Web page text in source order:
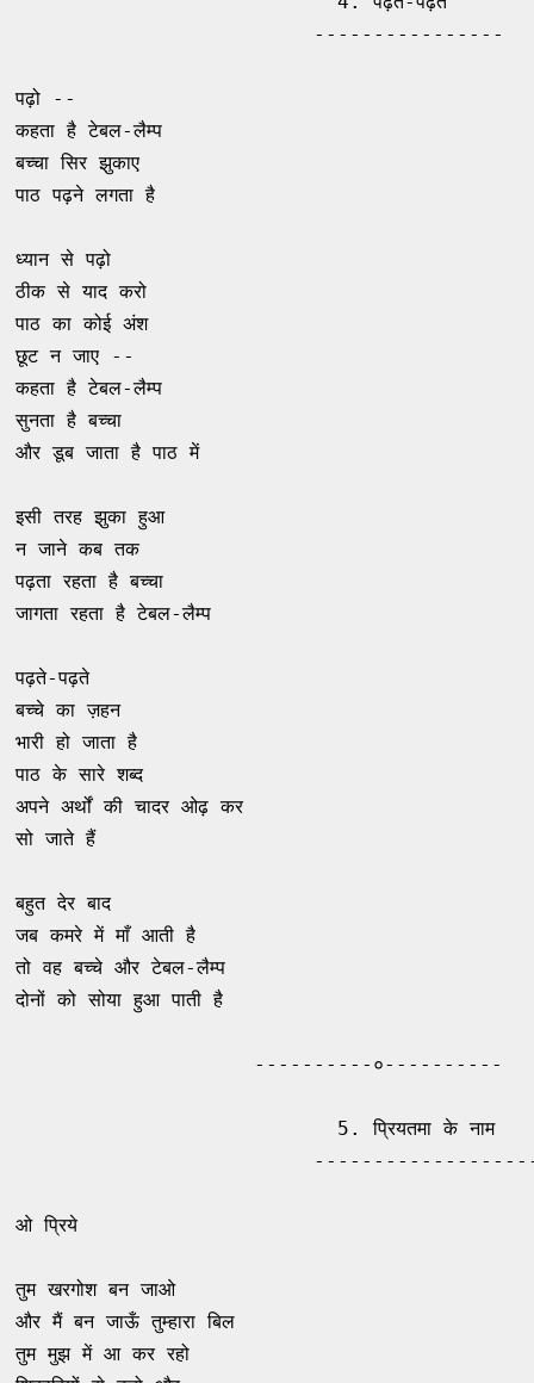
                         ----------------
पढ़ो --
कहता है टेबल-लैम्प
बच्चा सिर झुकाए
पाठ पढ़ने लगता है
ध्यान से पढ़ो
ठीक से याद करो
पाठ का कोई अंश
छूट न जाए --
कहता है टेबल-लैम्प
सुनता है बच्चा
और डूब जाता है पाठ में
इसी तरह झुका हुआ
न जाने कब तक
पढ़ता रहता है बच्चा
जागता रहता है टेबल-लैम्प
पढ़ते-पढ़ते
बच्चे का ज़हन
भारी हो जाता है
पाठ के सारे शब्द
अपने अर्थों की चादर ओढ़ कर
सो जाते हैं
बहुत देर बाद
जब कमरे में माँ आती है
तो वह बच्चे और टेबल-लैम्प
दोनों को सोया हुआ पाती है
                    ----------०----------
                           5. प्रियतमा के नाम
ओ प्रिये
तुम खरगोश बन जाओ
और मैं बन जाऊँ तुम्हारा बिल
तुम मुझ में आ कर रहो